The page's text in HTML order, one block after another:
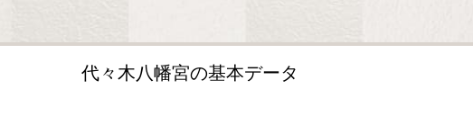
代々木八幡宮の基本データ